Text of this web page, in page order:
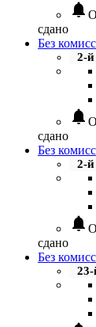
notifications
сдано
Без
2-й
notifications
сдано
Без
2-й
notifications
сдано
Без
23-